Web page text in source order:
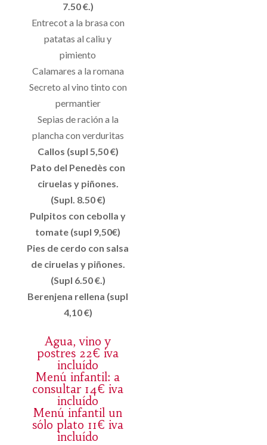
7.50 €.)
Entrecot a la brasa con
patatas al caliu y
pimiento
Calamares a la romana
Secreto al vino tinto con
permantier
Sepias de ración a la
plancha con verduritas
Callos (supl 5,50 €)
Pato del Penedès con
ciruelas y piñones.
(Supl. 8.50 €)
Pulpitos con cebolla y
tomate (supl 9,50€)
Pies de cerdo con salsa
de ciruelas y piñones.
(Supl 6.50 €.)
Berenjena rellena (supl
4,10 €)
Agua, vino y
postres 22€ iva
incluído
Menú infantil: a
consultar 14€ iva
incluído
Menú infantil un
sólo plato 11€ iva
incluído